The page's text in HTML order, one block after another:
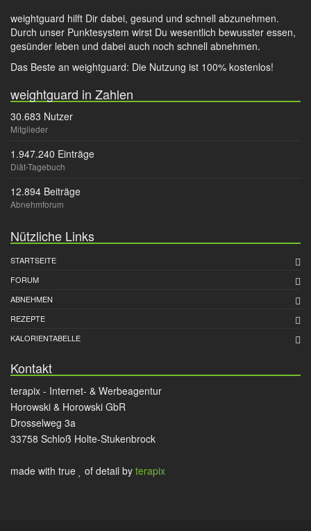
weightguard hilft Dir dabei, gesund und schnell abzunehmen.
Durch unser Punktesystem wirst Du wesentlich bewusster essen,
gesünder leben und dabei auch noch schnell abnehmen.
Das Beste an weightguard: Die Nutzung ist 100% kostenlos!
weightguard in Zahlen
30.683 Nutzer
Mitglieder
1.947.240 Einträge
Diät-Tagebuch
12.894 Beiträge
Abnehmforum
Nützliche Links
STARTSEITE
FORUM
ABNEHMEN
REZEPTE
KALORIENTABELLE
Kontakt
terapix - Internet- & Werbeagentur
Horowski & Horowski GbR
Drosselweg 3a
33758 Schloß Holte-Stukenbrock
made with true of detail by terapix